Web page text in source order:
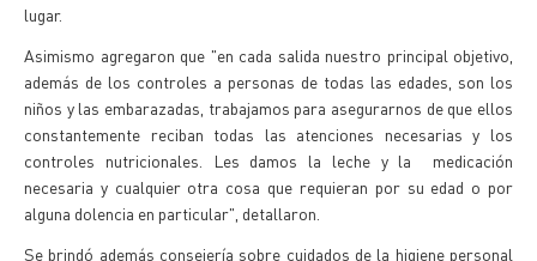
lugar.
Asimismo agregaron que "en cada salida nuestro principal objetivo,
además de los controles a personas de todas las edades, son los
niños y las embarazadas, trabajamos para asegurarnos de que ellos
constantemente reciban todas las atenciones necesarias y los
controles nutricionales. Les damos la leche y la medicación
necesaria y cualquier otra cosa que requieran por su edad o por
alguna dolencia en particular", detallaron.
Se brindó además consejería sobre cuidados de la higiene personal